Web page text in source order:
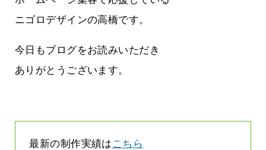
ニゴロデザインの高橋です。
今日もブログをお読みいただき
ありがとうございます。
最新の制作実績は こちら
負けない
立ちたい
メンタルに来る～！想定してたより利
益が残らない仕事になってしまって
た…